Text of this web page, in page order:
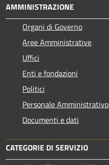
AMMINISTRAZIONE
Organi di Governo
Aree Amministrative
Uffici
Enti e fondazioni
Politici
Personale Amministrativo
Documenti e dati
CATEGORIE DI SERVIZIO